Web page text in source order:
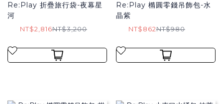
Re:Play 折疊旅行袋-夜幕星
河
NT$2,816NT$3,200
Re:Play 橢圓零錢吊飾包-水
晶紫
NT$862NT$980